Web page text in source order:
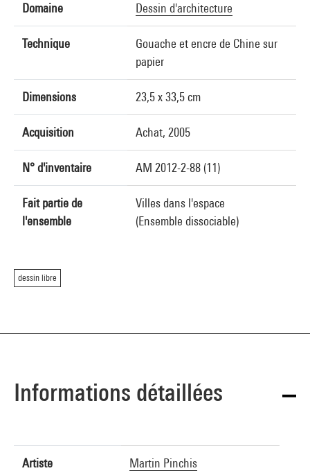
Domaine Dessin d'architecture
Technique
Gouache et encre de Chine sur
papier
Dimensions 23,5 x 33,5 cm
Acquisition Achat, 2005
N° d'inventaire AM 2012-2-88 (11)
Fait partie de
l'ensemble
Villes dans l'espace
(Ensemble dissociable)
dessin libre
Informations détaillées
Artiste
Martin Pinchis